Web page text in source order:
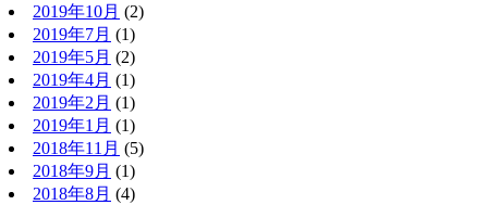
2019年10月 (2)
2019年7月 (1)
2019年5月 (2)
2019年4月 (1)
2019年2月 (1)
2019年1月 (1)
2018年11月 (5)
2018年9月 (1)
2018年8月 (4)